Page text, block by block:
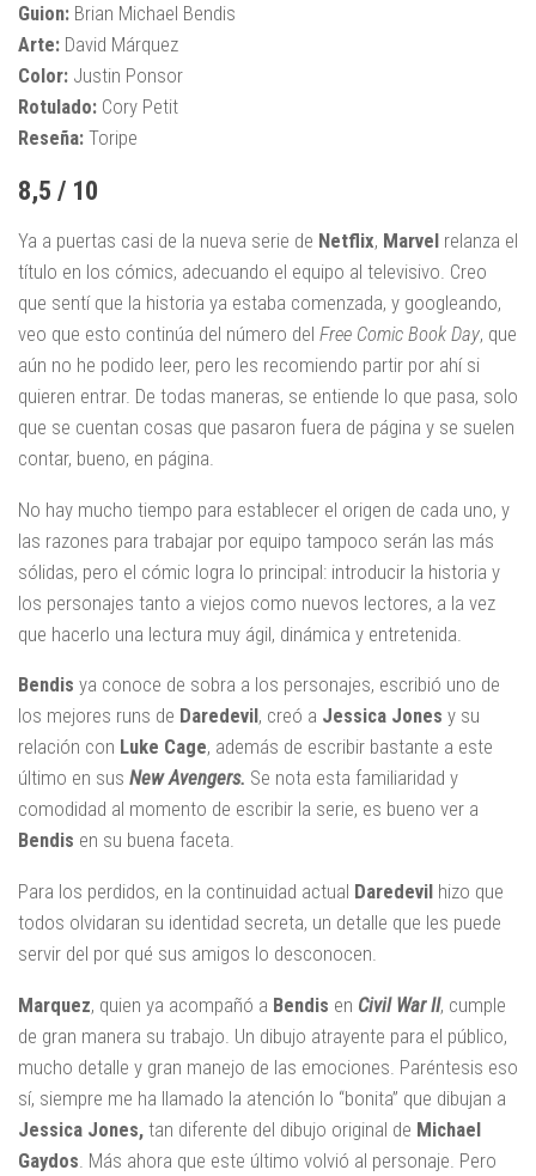
Guion: Brian Michael Bendis
Arte: David Márquez
Color: Justin Ponsor
Rotulado: Cory Petit
Reseña: Toripe
8,5 / 10
Ya a puertas casi de la nueva serie de Netflix, Marvel relanza el
título en los cómics, adecuando el equipo al televisivo. Creo
que sentí que la historia ya estaba comenzada, y googleando,
veo que esto continúa del número del Free Comic Book Day, que
aún no he podido leer, pero les recomiendo partir por ahí si
quieren entrar. De todas maneras, se entiende lo que pasa, solo
que se cuentan cosas que pasaron fuera de página y se suelen
contar, bueno, en página.
No hay mucho tiempo para establecer el origen de cada uno, y
las razones para trabajar por equipo tampoco serán las más
sólidas, pero el cómic logra lo principal: introducir la historia y
los personajes tanto a viejos como nuevos lectores, a la vez
que hacerlo una lectura muy ágil, dinámica y entretenida.
Bendis ya conoce de sobra a los personajes, escribió uno de
los mejores runs de Daredevil, creó a Jessica Jones y su
relación con Luke Cage, además de escribir bastante a este
último en sus New Avengers. Se nota esta familiaridad y
comodidad al momento de escribir la serie, es bueno ver a
Bendis en su buena faceta.
Para los perdidos, en la continuidad actual Daredevil hizo que
todos olvidaran su identidad secreta, un detalle que les puede
servir del por qué sus amigos lo desconocen.
Marquez, quien ya acompañó a Bendis en Civil War II, cumple
de gran manera su trabajo. Un dibujo atrayente para el público,
mucho detalle y gran manejo de las emociones. Paréntesis eso
sí, siempre me ha llamado la atención lo “bonita” que dibujan a
Jessica Jones, tan diferente del dibujo original de Michael
Gaydos . Más ahora que este último volvió al personaje. Pero